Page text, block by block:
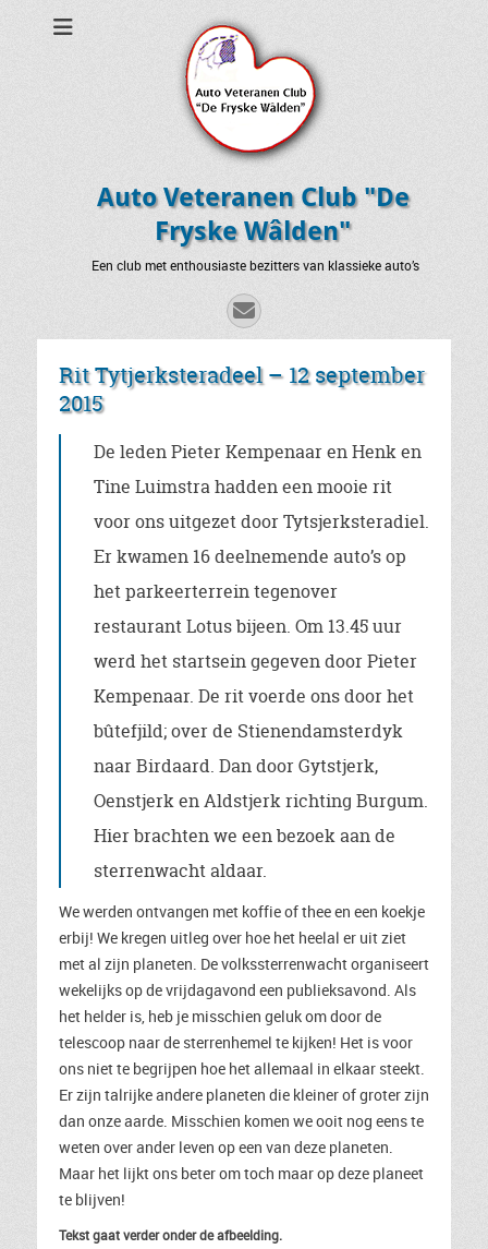
Auto Veteranen Club "De
Fryske Wâlden"
Een club met enthousiaste bezitters van klassieke auto’s
E-
mail
Rit Tytjerksteradeel – 12 september
2015
De leden Pieter Kempenaar en Henk en
Tine Luimstra hadden een mooie rit
voor ons uitgezet doorTytsjerksteradiel.
Er kwamen 16 deelnemende auto’s op
het parkeerterrein tegenover
restaurant Lotus bijeen. Om 13.45 uur
werd het startsein gegeven door Pieter
Kempenaar. De rit voerde ons door het
bûtefjild; over de Stienendamsterdyk
naar Birdaard. Dan door Gytstjerk,
Oenstjerk en Aldstjerk richting Burgum.
Hier brachten we een bezoek aan de
sterrenwacht aldaar.
We werden ontvangen met koffie of thee en een koekje
erbij! We kregen uitleg over hoe het heelal er uit ziet
met al zijn planeten. De volkssterrenwacht organiseert
wekelijks op de vrijdagavond een publieksavond. Als
het helder is, heb je misschien geluk om door de
telescoop naar de sterrenhemel te kijken! Het is voor
ons niet te begrijpen hoe het allemaal in elkaar steekt.
Er zijn talrijke andere planeten die kleiner of groter zijn
dan onze aarde. Misschien komen we ooit nog eens te
weten over ander leven op een van deze planeten.
Maar het lijkt ons beter om toch maar op deze planeet
te blijven!
Tekst gaat verder onder de afbeelding.